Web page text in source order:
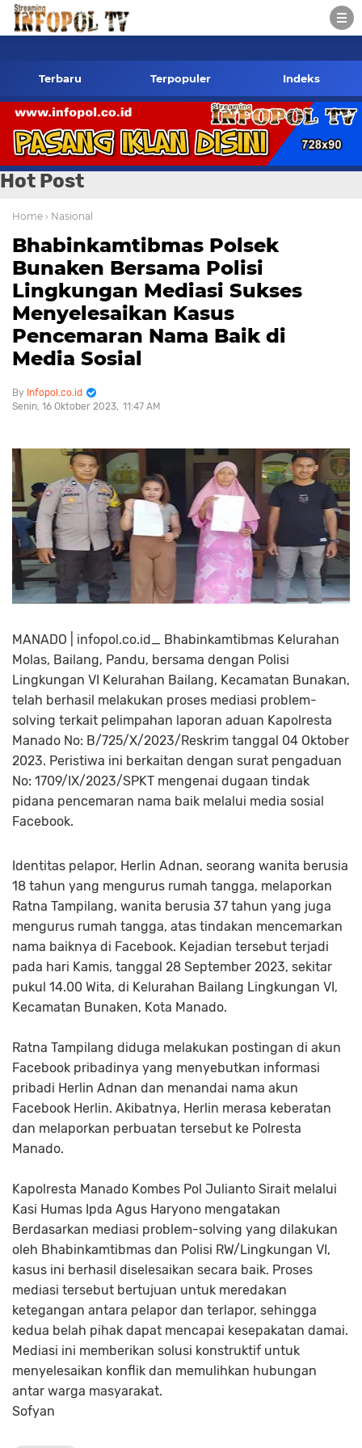
infopol.co.id Kontak Redaksi- 085784424805 wa
Terbaru Terpopuler Indeks
Hot Post
Home › Nasional
Bhabinkamtibmas Polsek
Bunaken Bersama Polisi
Lingkungan Mediasi Sukses
Menyelesaikan Kasus
Pencemaran Nama Baik di
Media Sosial
Infopol.co.id
Senin, 16 Oktober 2023 11:47 AM
MANADO | infopol.co.id_ Bhabinkamtibmas Kelurahan
Molas, Bailang, Pandu, bersama dengan Polisi
Lingkungan VI Kelurahan Bailang, Kecamatan Bunakan,
telah berhasil melakukan proses mediasi problem-
solving terkait pelimpahan laporan aduan Kapolresta
Manado No: B/725/X/2023/Reskrim tanggal 04 Oktober
2023. Peristiwa ini berkaitan dengan surat pengaduan
No: 1709/IX/2023/SPKT mengenai dugaan tindak
pidana pencemaran nama baik melalui media sosial
Facebook.
Identitas pelapor, Herlin Adnan, seorang wanita berusia
18 tahun yang mengurus rumah tangga, melaporkan
Ratna Tampilang, wanita berusia 37 tahun yang juga
mengurus rumah tangga, atas tindakan mencemarkan
nama baiknya di Facebook. Kejadian tersebut terjadi
pada hari Kamis, tanggal 28 September 2023, sekitar
pukul 14.00 Wita, di Kelurahan Bailang Lingkungan VI,
Kecamatan Bunaken, Kota Manado.
Ratna Tampilang diduga melakukan postingan di akun
Facebook pribadinya yang menyebutkan informasi
pribadi Herlin Adnan dan menandai nama akun
Facebook Herlin. Akibatnya, Herlin merasa keberatan
dan melaporkan perbuatan tersebut ke Polresta
Manado.
Kapolresta Manado Kombes Pol Julianto Sirait melalui
Kasi Humas Ipda Agus Haryono mengatakan
Berdasarkan mediasi problem-solving yang dilakukan
oleh Bhabinkamtibmas dan Polisi RW/Lingkungan VI,
kasus ini berhasil diselesaikan secara baik. Proses
mediasi tersebut bertujuan untuk meredakan
ketegangan antara pelapor dan terlapor, sehingga
kedua belah pihak dapat mencapai kesepakatan damai.
Mediasi ini memberikan solusi konstruktif untuk
menyelesaikan konflik dan memulihkan hubungan
antar warga masyarakat.
Sofyan